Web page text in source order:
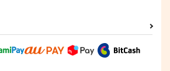
493円 493円